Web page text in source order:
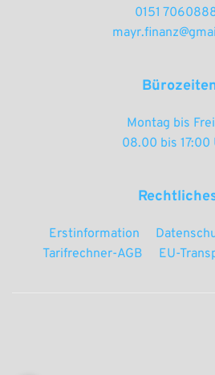
0151
Montag bis
08.00 bis 17:00
Erstinformation
Tarifrechner-AGB
EU-